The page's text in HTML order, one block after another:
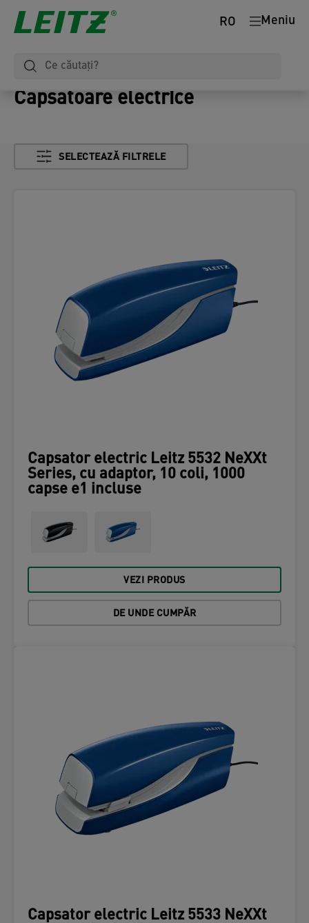
Meniu
RO
Capsatoare electrice
SELECTEAZĂ FILTRELE
Capsator electric Leitz 5532 NeXXt
Series, cu adaptor, 10 coli, 1000
capse e1 incluse
VEZI PRODUS
DE UNDE CUMPĂR
Capsator electric Leitz 5533 NeXXt